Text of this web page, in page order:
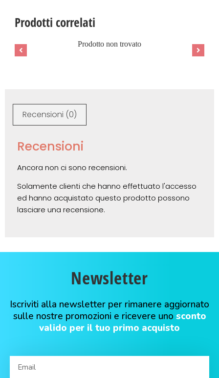
Prodotti correlati
Prodotto non trovato
Recensioni (0)
Recensioni
Ancora non ci sono recensioni.
Solamente clienti che hanno effettuato l'accesso
ed hanno acquistato questo prodotto possono
lasciare una recensione.
Newsletter
Iscriviti alla newsletter per rimanere aggiornato
sulle nostre promozioni e ricevere uno sconto
valido per il tuo primo acquisto